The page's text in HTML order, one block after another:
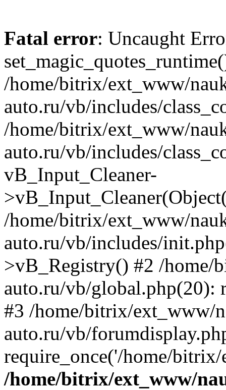
Fatal error: Uncaught
/home/bitrix/ext_www/
auto.ru/vb/includes/
/home/bitrix/ext_www/
auto.ru/vb/includes/
vB_Input_Cleaner-
/home/bitrix/ext_www/
auto.ru/vb/includes/
>vB_Registry() #2 /home/
auto.ru/vb/global.php(20):
#3 /home/bitrix/ext_www/
auto.ru/vb/
require_once('/home/
/home/bitrix/ext_www/